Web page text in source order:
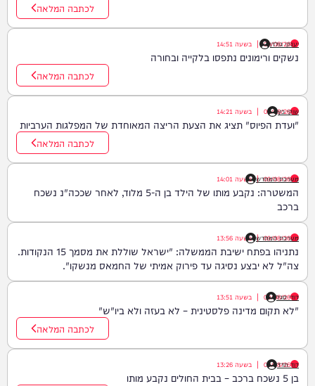
לכתבה המלאה
יענקי גולדן
09/08/26
| בשעה 14:51
נשקים ורימונים נתפסו בלקייה ובחורה
לכתבה המלאה
שוקי כץ
09/08/26
| בשעה 14:21
"ועדת הפיוס" תציג את הצעת הריצה המאוחדת של המפלגות הערביות
לכתבה המלאה
מערכת המחדש
09/08/26
| בשעה 14:01
המשטרה: נקבע מותו של הילד בן ה-5 מלוד, לאחר שככה"נ נשכח
ברכב
מערכת המחדש
09/08/26
| בשעה 13:56
נתניהו בפתח ישיבת הממשלה: "ישראל שוללת את מסמך 15 הנקודות.
צה"ל לא יבצע נסיגה עד פירוק אמיתי של החמאס מנשקו".
דודי סגל
09/08/26
| בשעה 13:51
"לא תקום מדינה פלסטינית – לא בעזה ולא ביו"ש"
לכתבה המלאה
דוד חדד
09/08/26
| בשעה 13:26
בן 5 נשכח ברכב – בבית החולים נקבע מותו